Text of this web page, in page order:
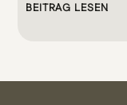
BEITRAG LESEN